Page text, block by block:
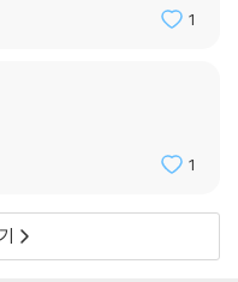
유령들이 여전히 출몰하고,
처럼 엮어내며 주인공이 느끼
를 통해 묘사하는데, 이런 독
속이다.
가 전작을 뛰어넘는 드문 후속
가 말런 제임스는 “전작에 버금
1
1